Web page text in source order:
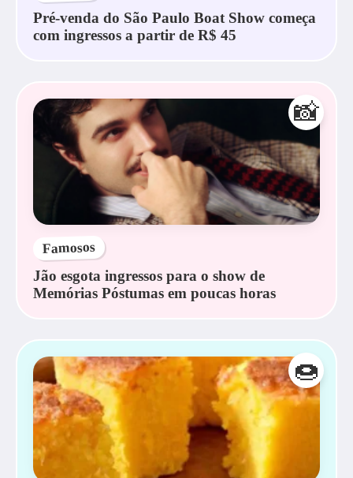
Pré-venda do São Paulo Boat Show começa
com ingressos a partir de R$ 45
📸
Famosos
Jão esgota ingressos para o show de
Memórias Póstumas em poucas horas
🍩